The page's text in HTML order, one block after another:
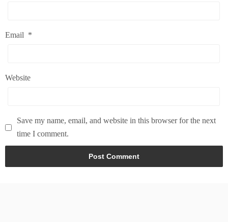
Email *
Website
Save my name, email, and website in this browser for the next
time I comment.